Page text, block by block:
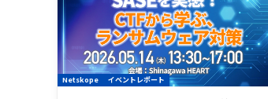
Netskope イベントレポート